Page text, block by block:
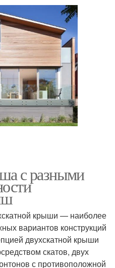
с разными
крыши — наиболее
вариантов конструкций
двухскатной крыши
скатов, двух
с противоположной